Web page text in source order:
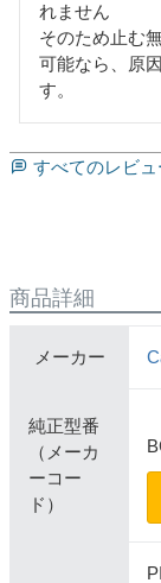
れません
そのため止む
可能なら、原
す。
すべてのレビュ
商品詳細
メーカー
純正型番
（メーカ
ーコー
ド）